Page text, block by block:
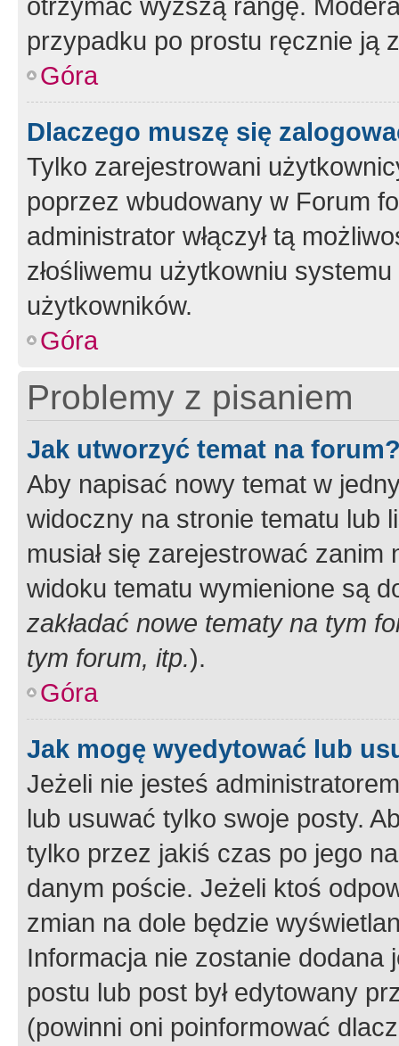
przypadku po prostu ręcznie ją
Góra
Dlaczego muszę się
Tylko zarejestrowani
poprzez wbudowany w Forum
administrator włączył tą
złośliwemu użytkowniu
użytkowników.
Góra
Problemy z pisaniem
Jak utworzyć temat na
Aby napisać nowy temat w
widoczny na stronie tematu lub
musiał się zarejestrować
widoku tematu wymienione są
zakładać nowe tematy na tym
tym forum, itp.).
Góra
Jak mogę wyedytować lub
Jeżeli nie jesteś
lub usuwać tylko swoje posty.
tylko przez jakiś czas po jego
danym poście. Jeżeli ktoś
zmian na dole będzie
Informacja nie zostanie dodana
postu lub post był edytowany
(powinni oni poinformować